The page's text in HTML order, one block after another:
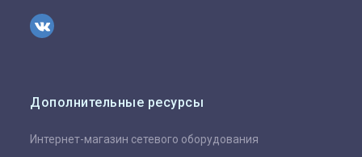
VK
Дополнительные ресурсы
Интернет-магазин сетевого оборудования